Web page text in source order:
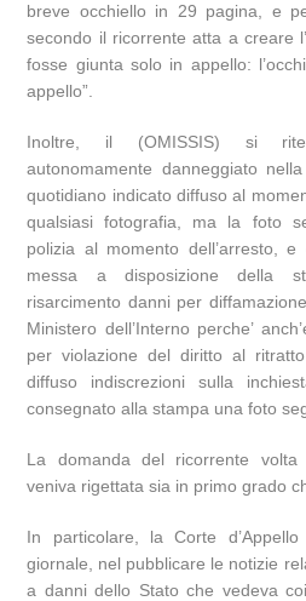
breve occhiello in 29 pagina, e
secondo il ricorrente atta a creare
fosse giunta solo in appello:
appello”.
Inoltre, il (OMISSIS) si
autonomamente danneggiato
quotidiano indicato diffuso al
qualsiasi fotografia, ma la foto
polizia al momento dell’arresto,
messa a disposizione della
risarcimento danni per
Ministero dell’Interno perche’
per violazione del diritto al
diffuso indiscrezioni sulla
consegnato alla stampa una foto
La domanda del ricorrente
veniva rigettata sia in primo grado
In particolare, la Corte
giornale, nel pubblicare le notizie
a danni dello Stato che vedeva